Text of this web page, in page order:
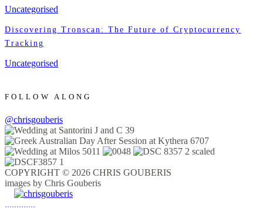
Uncategorised
Discovering Tronscan: The Future of Cryptocurrency
Tracking
Uncategorised
FOLLOW ALONG
@chrisgouberis
COPYRIGHT © 2026 CHRIS GOUBERIS
images by Chris Gouberis
.............